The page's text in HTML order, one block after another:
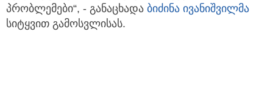
პრობლემები“, - განაცხადა ბიძინა ივანიშვილმა
სიტყვით გამოსვლისას.